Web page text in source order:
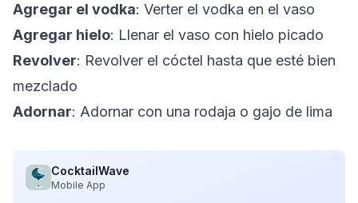
Agregar el vodka: Verter el vodka en el vaso
Agregar hielo: Llenar el vaso con hielo picado
Revolver: Revolver el cóctel hasta que esté bien
mezclado
Adornar: Adornar con una rodaja o gajo de lima
CocktailWave
Mobile App